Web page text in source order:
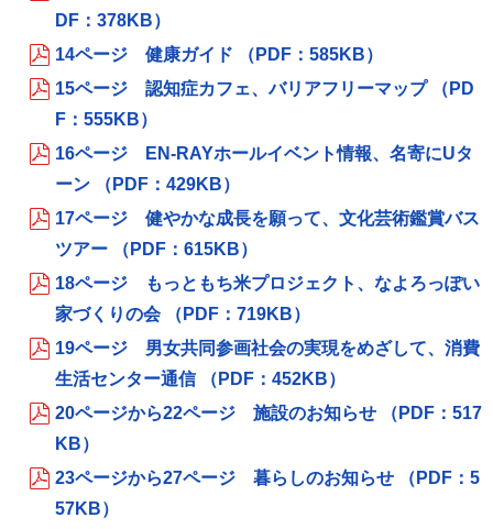
DF：378KB）
14ページ 健康ガイド （PDF：585KB）
15ページ 認知症カフェ、バリアフリーマップ （PD
F：555KB）
16ページ EN-RAYホールイベント情報、名寄にUタ
ーン （PDF：429KB）
17ページ 健やかな成長を願って、文化芸術鑑賞バス
ツアー （PDF：615KB）
18ページ もっともち米プロジェクト、なよろっぽい
家づくりの会 （PDF：719KB）
19ページ 男女共同参画社会の実現をめざして、消費
生活センター通信 （PDF：452KB）
20ページから22ページ 施設のお知らせ （PDF：517
KB）
23ページから27ページ 暮らしのお知らせ （PDF：5
57KB）